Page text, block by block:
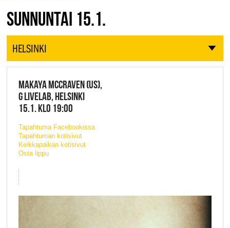
JAZZ FINLAND LIVE
SUNNUNTAI 15.1.
HELSINKI
MAKAYA MCCRAVEN (US),
G LIVELAB, HELSINKI
15.1. KLO 19:00
Tapahtuma Facebookissa
Tapahtuman kotisivut
Keikkapaikan kotisivut
Osta lippu